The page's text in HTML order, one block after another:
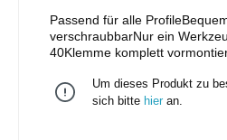
Passend für alle
verschraubbarNur ein
40Klemme komplett
DIN EN 62561Die
haben gemäß den gültigen
Um dieses Produkt zu
sich bitte hier an.